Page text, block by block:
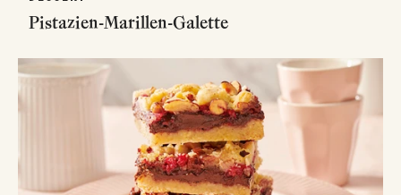
Pistazien-Marillen-Galette